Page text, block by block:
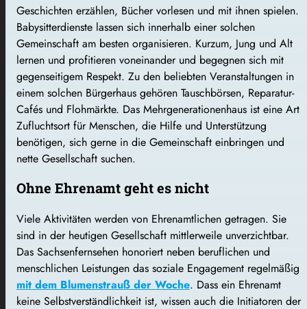
Geschichten erzählen, Bücher vorlesen und mit ihnen spielen.
Babysitterdienste lassen sich innerhalb einer solchen
Gemeinschaft am besten organisieren. Kurzum, Jung und Alt
lernen und profitieren voneinander und begegnen sich mit
gegenseitigem Respekt. Zu den beliebten Veranstaltungen in
einem solchen Bürgerhaus gehören Tauschbörsen, Reparatur-
Cafés und Flohmärkte. Das Mehrgenerationenhaus ist eine Art
Zufluchtsort für Menschen, die Hilfe und Unterstützung
benötigen, sich gerne in die Gemeinschaft einbringen und
nette Gesellschaft suchen.
Ohne Ehrenamt geht es nicht
Viele Aktivitäten werden von Ehrenamtlichen getragen. Sie
sind in der heutigen Gesellschaft mittlerweile unverzichtbar.
Das Sachsenfernsehen honoriert neben beruflichen und
menschlichen Leistungen das soziale Engagement regelmäßig
mit dem Blumenstrauß der Woche. Dass ein Ehrenamt
keine Selbstverständlichkeit ist, wissen auch die Initiatoren der